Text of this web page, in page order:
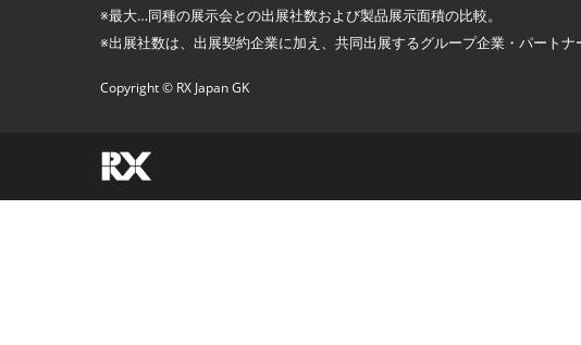
※最大…同種の展示会との出展社数および製品展示面積の比較。
※出展社数は、出展契約企業に加え、共同出展するグループ企業・パートナ
Copyright © RX Japan GK